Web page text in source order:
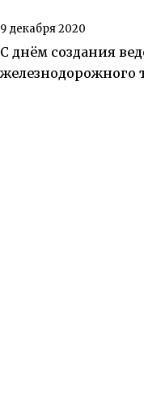
9 декабря 2020
С днём создания
железнодорожного